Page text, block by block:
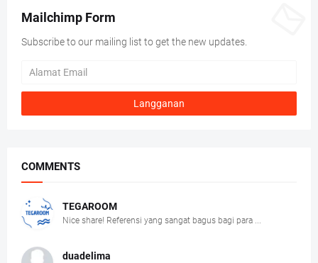
Mailchimp Form
Subscribe to our mailing list to get the new updates.
COMMENTS
TEGAROOM
Nice share! Referensi yang sangat bagus bagi para ...
duadelima